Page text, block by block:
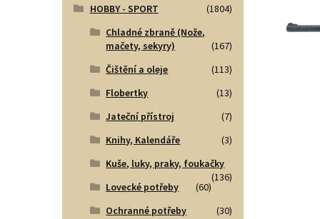
HOBBY - SPORT
(1804)
Chladné zbraně (Nože,
mačety, sekyry)
(167)
Čištění a oleje
(113)
Flobertky
(13)
Jateční přístroj
(7)
Knihy, Kalendáře
(3)
Kuše, luky, praky, foukačky
(136)
Lovecké potřeby
(60)
Ochranné potřeby
(30)